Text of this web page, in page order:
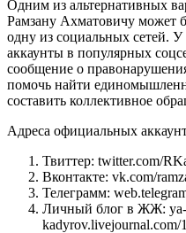
Одним из альтернативных
Рамзану Ахматовичу может
одну из социальных сетей.
аккаунты в популярных
сообщение о
помочь найти
составить коллективное
Адреса официальных
Твиттер: twitter.com/
Вконтакте: vk.com/
Телеграмм:
Личный блог в ЖЖ: ya-
kadyrov.livejournal.com/